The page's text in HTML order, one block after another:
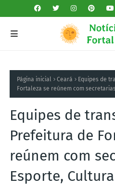
Página inicial Ceará
Equipes de
Fortaleza se reúnem com
Equipes de
Prefeitura de
reúnem com
Esporte,